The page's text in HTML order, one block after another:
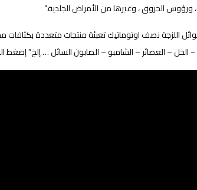
الحروق ، وغيرها من الأمراض الجلدية.”
اللزجة نصف اوتوماتيك تعبئة منتجات متعددة بكثافات
– العصائر – الشامبو – الصابون السائل … إلخ” إضغط